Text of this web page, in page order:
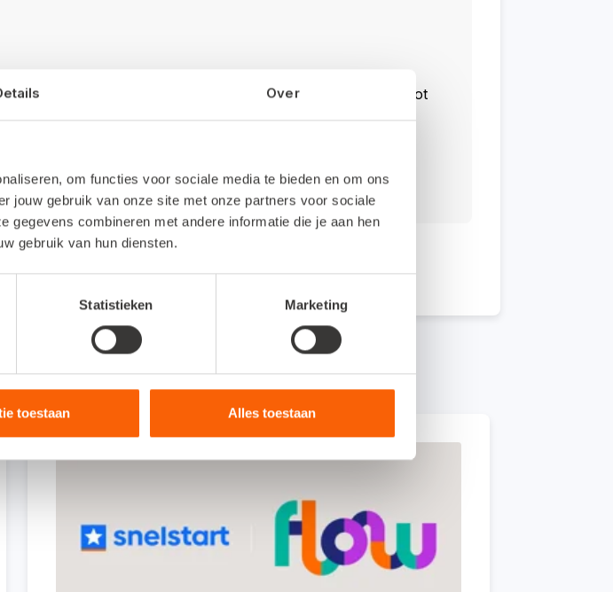
Over
om functies voor sociale media te bieden en om ons
jouw gebruik van onze site met onze partners voor sociale
gegevens combineren met andere informatie die je aan hen
gebruik van hun diensten.
Statistieken Marketing
toestaan Alles toestaan
Van razendsnel factureren en optimaal inzicht in je cijfers tot
nu welk pakket bij jouw bedrijf past.
voor jou: